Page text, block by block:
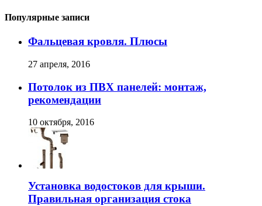
Популярные записи
Фальцевая кровля. Плюсы
27 апреля, 2016
Потолок из ПВХ панелей: монтаж,
рекомендации
10 октября, 2016
Установка водостоков для крыши.
Правильная организация стока